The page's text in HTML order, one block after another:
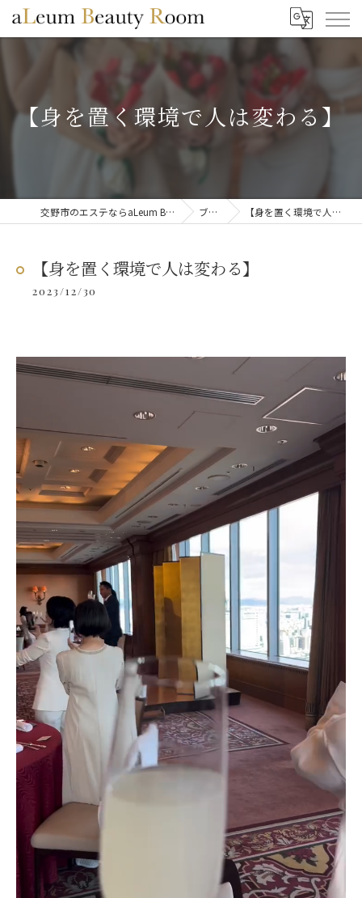
【身を置く環境で人は変わる】
交野市のエステならaLeum Beauty Room ブログ 【身を置く環境で人は変わる】
【身を置く環境で人は変わる】
2023/12/30